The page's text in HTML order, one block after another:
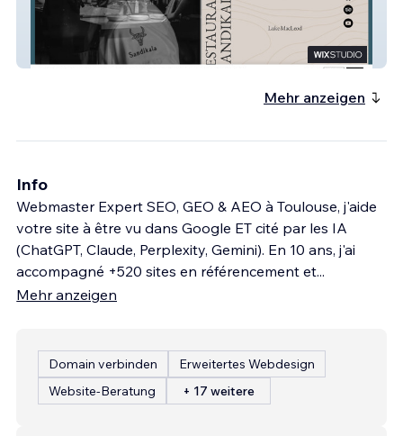
Restaurant Sandikala
Mehr anzeigen
Info
Webmaster Expert SEO, GEO & AEO à Toulouse, j'aide
votre site à être vu dans Google ET cité par les IA
(ChatGPT, Claude, Perplexity, Gemini). En 10 ans, j'ai
accompagné +520 sites en référencement et...
Mehr anzeigen
Domain verbinden
Erweitertes Webdesign
Website-Beratung
+ 17 weitere